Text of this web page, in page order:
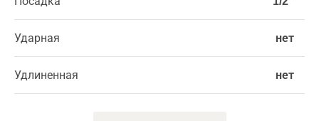
Ударная нет
Удлиненная нет